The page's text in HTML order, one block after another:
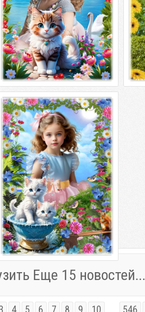
Летняя фоторамка для детей -
Чудесный фонтан
Летняя фоторамка для детей -
Чудесный фонтан PSD | 4961 х 3508 |
300 dpi | 150 Mb Автор: sharov08
Еще 15 новостей...
4 5 6 7 8 9 10 546